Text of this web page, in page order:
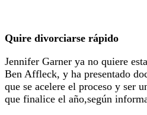
Quire divorciarse rápido
Jennifer Garner ya no quiere
Ben Affleck, y ha presentado
que se acelere el proceso y ser
que finalice el año,según